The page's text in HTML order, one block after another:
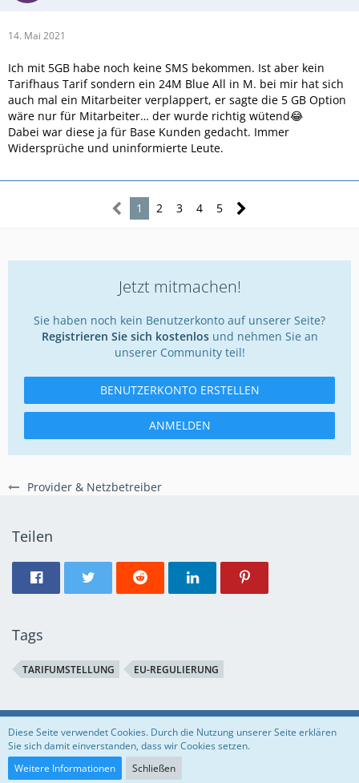
Provider & Netzbetreiber
14. Mai 2021
Ich mit 5GB habe noch keine SMS bekommen. Ist aber kein
Tarifhaus Tarif sondern ein 24M Blue All in M. bei mir hat sich
auch mal ein Mitarbeiter verplappert, er sagte die 5 GB Option
wäre nur für Mitarbeiter… der wurde richtig wütend😂
Dabei war diese ja für Base Kunden gedacht. Immer
Widersprüche und uninformierte Leute.
1 2 3 4 5
Jetzt mitmachen!
Sie haben noch kein Benutzerkonto auf unserer Seite?
Registrieren Sie sich kostenlosund nehmen Sie an
unserer Community teil!
BENUTZERKONTO ERSTELLEN
ANMELDEN
Teilen
Tags
TARIFUMSTELLUNG EU-REGULIERUNG
Regeln Datenschutzerklärung Impressum
Community-Software:
Diese Seite verwendet Cookies. Durch die Nutzung unserer Seite erklären
Sie sich damit einverstanden, dass wir Cookies setzen.
Weitere Informationen
Schließen